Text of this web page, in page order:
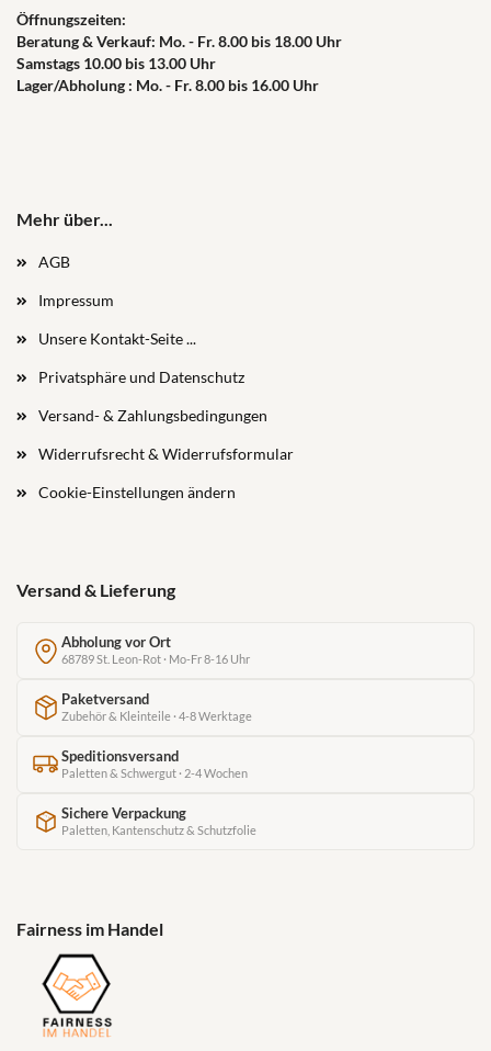
Öffnungszeiten:
Beratung & Verkauf: Mo. - Fr. 8.00 bis 18.00 Uhr
Samstags 10.00 bis 13.00 Uhr
Lager/Abholung : Mo. - Fr. 8.00 bis 16.00 Uhr
Mehr über...
AGB
Impressum
Unsere Kontakt-Seite ...
Privatsphäre und Datenschutz
Versand- & Zahlungsbedingungen
Widerrufsrecht & Widerrufsformular
Cookie-Einstellungen ändern
Versand & Lieferung
Abholung vor Ort
68789 St. Leon-Rot · Mo-Fr 8-16 Uhr
Paketversand
Zubehör & Kleinteile · 4-8 Werktage
Speditionsversand
Paletten & Schwergut · 2-4 Wochen
Sichere Verpackung
Paletten, Kantenschutz & Schutzfolie
Fairness im Handel